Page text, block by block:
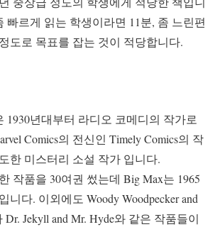
빠르게 읽는 학생이라면 11분, 좀 느린편
도로 목표를 잡는 것이 적당합니다.
1930년대부터 라디오 코메디의 작가로
Comics의 전신인 Timely Comics의 작
한 미스터리 소설 작가 입니다.
작품을 30여권 썼는데 Big Max는 1965
니다. 이외에도 Woody Woodpecker and
Dr. Jekyll and Mr. Hyde와 같은 작품들이